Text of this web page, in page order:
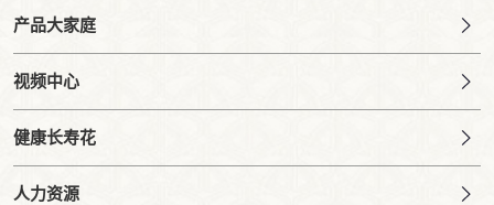
产品大家庭
视频中心
健康长寿花
人力资源